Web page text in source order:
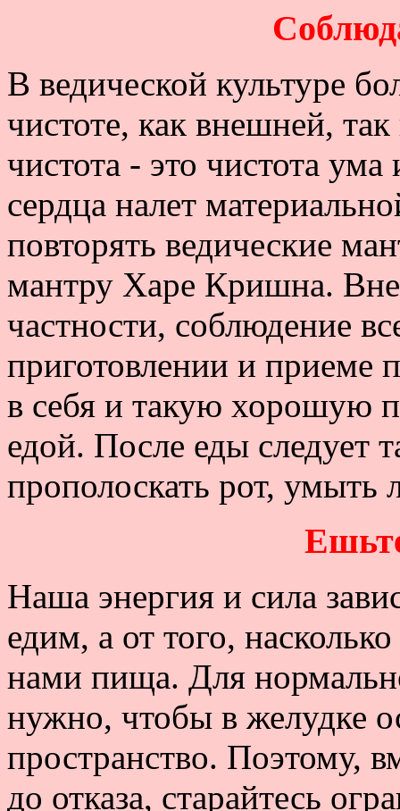
В ведической культуре
чистоте, как внешней,
чистота - это чистота
сердца налет
повторять ведические
мантру Харе Кришна.
частности, соблюдение
приготовлении и приеме
в себя и такую хорошую
едой. После еды следует
прополоскать рот, умыть
Наша энергия и сила
едим, а от того,
нами пища. Для
нужно, чтобы в желудке
пространство. Поэтому,
до отказа, старайтесь